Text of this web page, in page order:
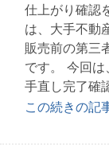
仕上がり確認
は、大手不動
販売前の第三
です。 今回
手直し完了確
この続きの記